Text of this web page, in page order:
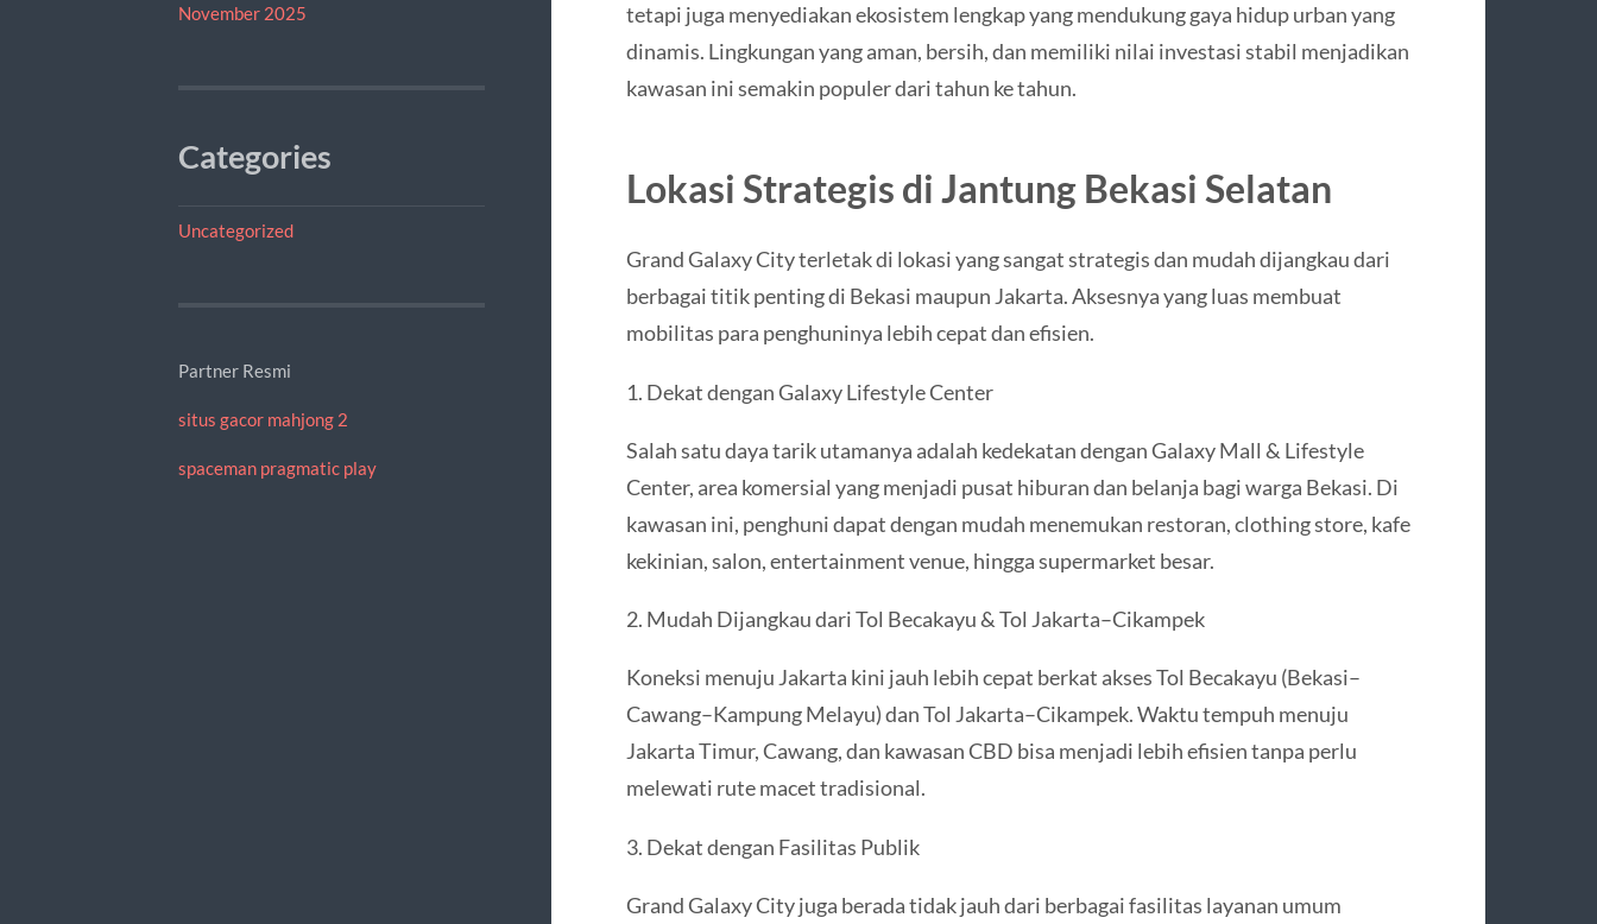
November 2025
Categories
Uncategorized
Partner Resmi
situs gacor mahjong 2
spaceman pragmatic play
tetapi juga menyediakan ekosistem lengkap yang mendukung gaya hidup urban yang
dinamis. Lingkungan yang aman, bersih, dan memiliki nilai investasi stabil menjadikan
kawasan ini semakin populer dari tahun ke tahun.
Lokasi Strategis di Jantung Bekasi Selatan
Grand Galaxy City terletak di lokasi yang sangat strategis dan mudah dijangkau dari
berbagai titik penting di Bekasi maupun Jakarta. Aksesnya yang luas membuat
mobilitas para penghuninya lebih cepat dan efisien.
1. Dekat dengan Galaxy Lifestyle Center
Salah satu daya tarik utamanya adalah kedekatan dengan Galaxy Mall & Lifestyle
Center, area komersial yang menjadi pusat hiburan dan belanja bagi warga Bekasi. Di
kawasan ini, penghuni dapat dengan mudah menemukan restoran, clothing store, kafe
kekinian, salon, entertainment venue, hingga supermarket besar.
2. Mudah Dijangkau dari Tol Becakayu & Tol Jakarta–Cikampek
Koneksi menuju Jakarta kini jauh lebih cepat berkat akses Tol Becakayu (Bekasi–
Cawang–Kampung Melayu) dan Tol Jakarta–Cikampek. Waktu tempuh menuju
Jakarta Timur, Cawang, dan kawasan CBD bisa menjadi lebih efisien tanpa perlu
melewati rute macet tradisional.
3. Dekat dengan Fasilitas Publik
Grand Galaxy City juga berada tidak jauh dari berbagai fasilitas layanan umum